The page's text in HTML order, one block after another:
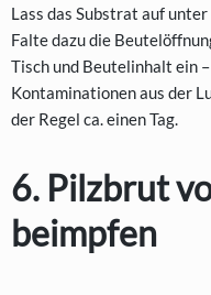
Lass das Substrat auf
Falte dazu die
Tisch und Beutelinhalt ein
Kontaminationen aus der
der Regel ca. einen Tag.
6. Pilzbrut
beimpfen